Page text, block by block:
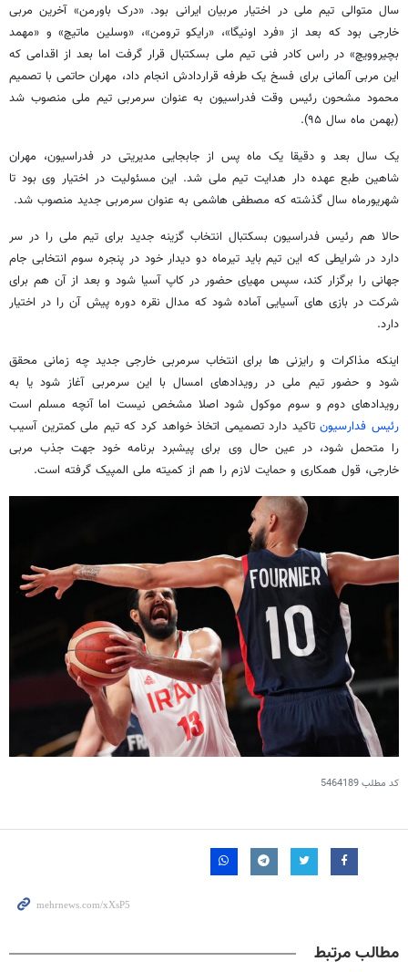
سال متوالی تیم ملی در اختیار مربیان ایرانی بود. «درک باورمن» آخرین مربی
خارجی بود که بعد از «فرد اونیگا»، «رایکو ترومن»، «وسلین ماتیچ» و «مهمد
بچیروویچ» در راس کادر فنی تیم ملی بسکتبال قرار گرفت اما بعد از اقدامی که
این مربی آلمانی برای فسخ یک طرفه قراردادش انجام داد، مهران حاتمی با تصمیم
محمود مشحون رئیس وقت فدراسیون به عنوان سرمربی تیم ملی منصوب شد
(بهمن ماه سال ۹۵).
یک سال بعد و دقیقا یک ماه پس از جابجایی مدیریتی در فدراسیون، مهران
شاهین طبع عهده دار هدایت تیم ملی شد. این مسئولیت در اختیار وی بود تا
شهریورماه سال گذشته که مصطفی هاشمی به عنوان سرمربی جدید منصوب شد.
حالا هم رئیس فدراسیون بسکتبال انتخاب گزینه جدید برای تیم ملی را در سر
دارد در شرایطی که این تیم باید تیرماه دو دیدار خود در پنجره سوم انتخابی جام
جهانی را برگزار کند، سپس مهیای حضور در کاپ آسیا شود و بعد از آن هم برای
شرکت در بازی های آسیایی آماده شود که مدال نقره دوره پیش آن را در اختیار
دارد.
اینکه مذاکرات و رایزنی ها برای انتخاب سرمربی خارجی جدید چه زمانی محقق
شود و حضور تیم ملی در رویدادهای امسال با این سرمربی آغاز شود یا به
رویدادهای دوم و سوم موکول شود اصلا مشخص نیست اما آنچه مسلم است
رئیس فدارسیونتاکید دارد تصمیمی اتخاذ خواهد کرد که تیم ملی کمترین آسیب
را متحمل شود، در عین حال وی برای پیشبرد برنامه خود جهت جذب مربی
خارجی، قول همکاری و حمایت لازم را هم از کمیته ملی المپیک گرفته است.
کد مطلب5464189
مطالب مرتبط